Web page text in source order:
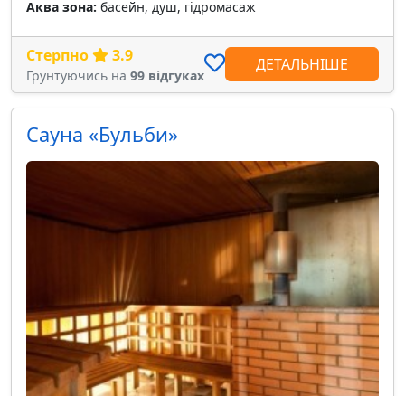
Аква зона: басейн, душ, гідромасаж
Стерпно 3.9
Грунтуючись на 99 відгуках
ДЕТАЛЬНІШЕ
Сауна «Бульби»